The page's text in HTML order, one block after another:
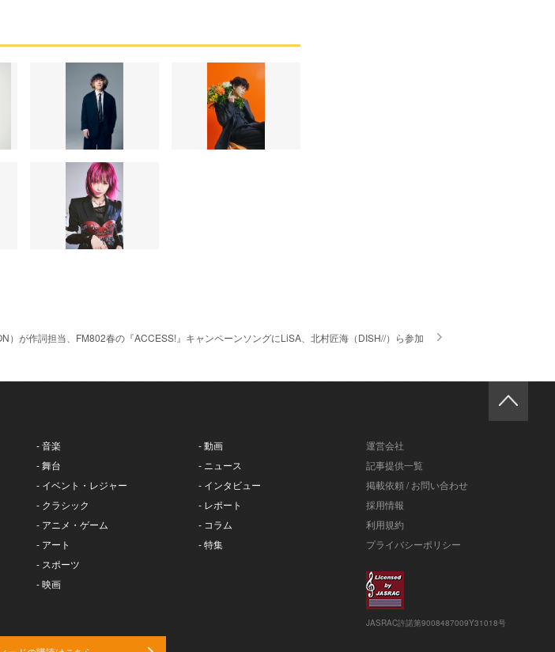
）が作詞担当、FM802春の『ACCESS!』キャンペーンソングにLiSA、北村匠海（DISH//）ら参加
- 音楽
- 舞台
- イベント・レジャー
- クラシック
- アニメ・ゲーム
- アート
- スポーツ
- 映画
- 動画
- ニュース
- インタビュー
- レポート
- コラム
- 特集
運営会社
記事提供一覧
掲載依頼 / お問い合わせ
採用情報
利用規約
プライバシーポリシー
JASRAC許諾第9008487009Y31018号